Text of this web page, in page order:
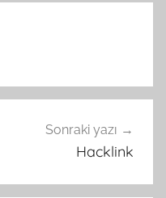
Sonraki yazı
Hacklink